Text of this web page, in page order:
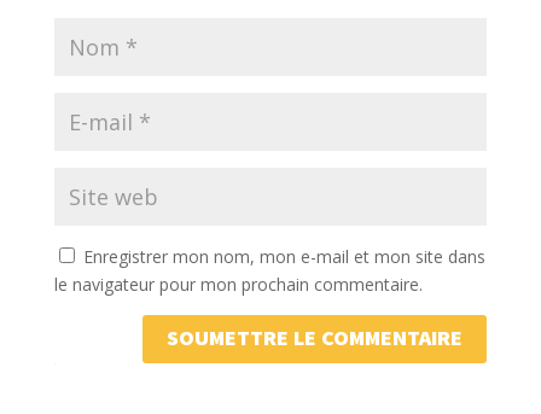
Enregistrer mon nom, mon e-mail et mon site dans
le navigateur pour mon prochain commentaire.
SOUMETTRE LE COMMENTAIRE